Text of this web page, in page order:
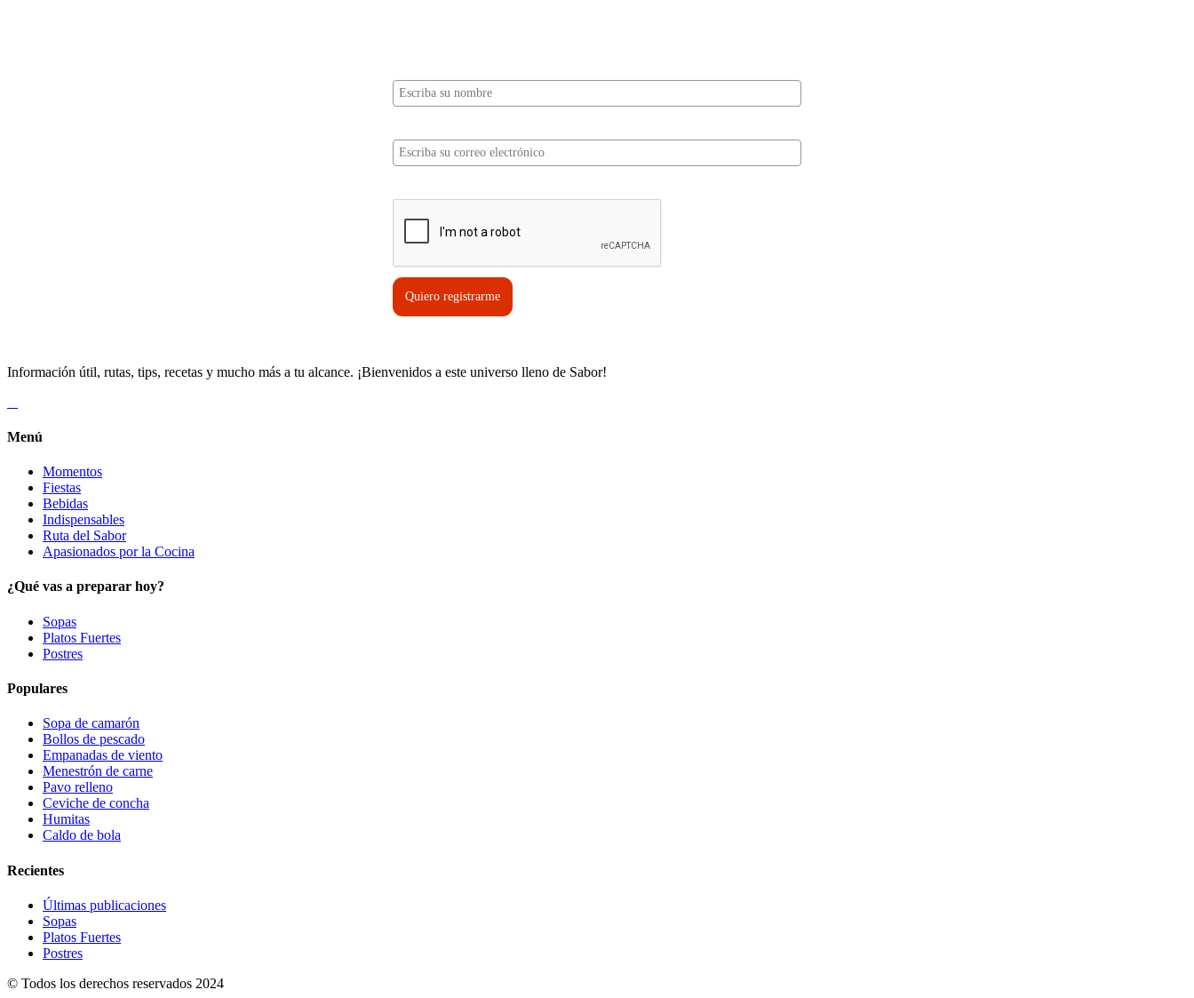
Quiero registrarme
Información útil, rutas, tips, recetas y mucho más a tu alcance. ¡Bienvenidos a este universo lleno de Sabor!
Menú
Momentos
Fiestas
Bebidas
Indispensables
Ruta del Sabor
Apasionados por la Cocina
¿Qué vas a preparar hoy?
Sopas
Platos Fuertes
Postres
Populares
Sopa de camarón
Bollos de pescado
Empanadas de viento
Menestrón de carne
Pavo relleno
Ceviche de concha
Humitas
Caldo de bola
Recientes
Últimas publicaciones
Sopas
Platos Fuertes
Postres
© Todos los derechos reservados 2024